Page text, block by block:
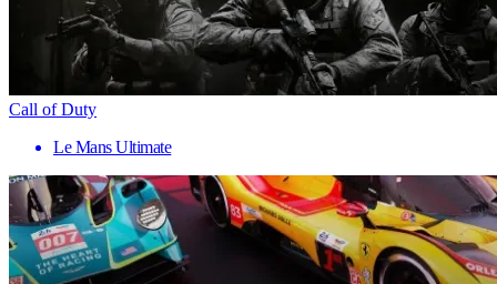
Call of Duty
Le Mans Ultimate